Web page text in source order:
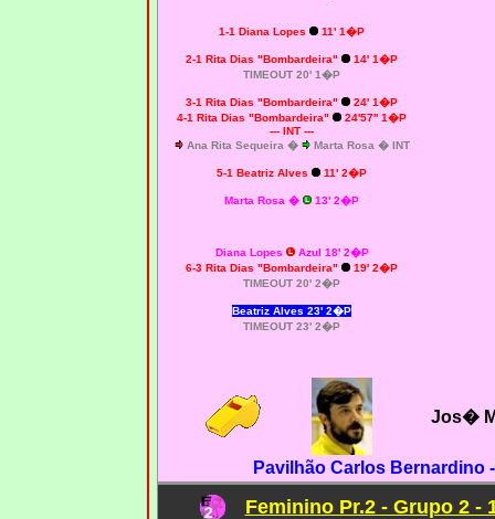
1-1 Diana Lopes 11' 1�P
2-1 Rita Dias "Bombardeira"
14' 1�P
TIMEOUT 20' 1�P
3-1 Rita Dias "Bombardeira"
24' 1�P
4-1 Rita Dias "Bombardeira"
24'57'' 1�P
--- INT ---
Ana Rita Sequeira �
Marta Rosa � INT
5-1 Beatriz Alves 11' 2�P
Marta Rosa � 13' 2�P
Diana Lopes
Azul 18' 2�P
6-3 Rita Dias "Bombardeira"
19' 2�P
TIMEOUT 20' 2�P
Beatriz Alves 23' 2�P
TIMEOUT 23' 2�P
Jos�
Pavilhão Carlos Bernardino
Feminino Pr.2 - Grupo 2 -